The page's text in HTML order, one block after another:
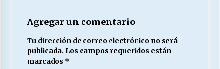
Agregar un comentario
Tu dirección de correo electrónico no será
publicada. Los campos requeridos están
marcados *